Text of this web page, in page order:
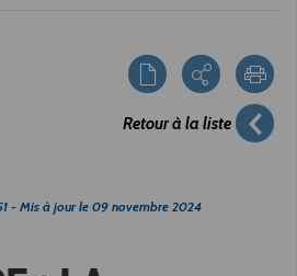
Retour à la liste
- Mis à jour le 09 novembre 2024